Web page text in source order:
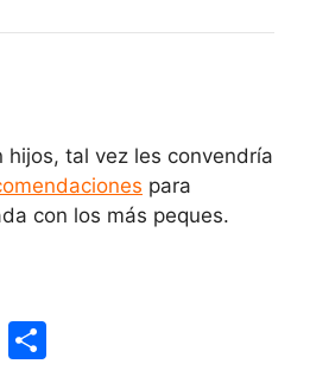
hijos, tal vez les convendría
para
con los más peques.
Li